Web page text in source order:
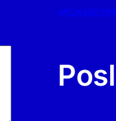
APLIKACE